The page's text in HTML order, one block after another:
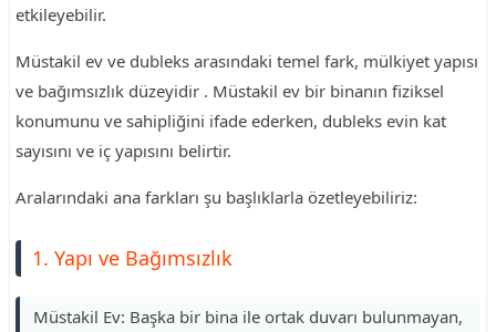
etkileyebilir.
Müstakil ev ve dubleks arasındaki temel fark, mülkiyet yapısı
ve bağımsızlık düzeyidir . Müstakil ev bir binanın fiziksel
konumunu ve sahipliğini ifade ederken, dubleks evin kat
sayısını ve iç yapısını belirtir.
Aralarındaki ana farkları şu başlıklarla özetleyebiliriz:
1. Yapı ve Bağımsızlık
Müstakil Ev: Başka bir bina ile ortak duvarı bulunmayan,